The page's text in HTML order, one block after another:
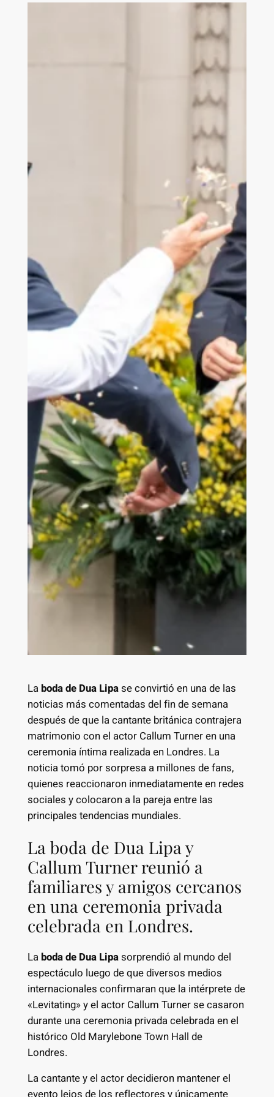
Laboda de Dua Lipase convirtió en una de las
noticias más comentadas del fin de semana
después de que la cantante británica contrajera
matrimonio con el actor Callum Turner en una
ceremonia íntima realizada en Londres. La
noticia tomó por sorpresa a millones de fans,
quienes reaccionaron inmediatamente en redes
sociales y colocaron a la pareja entre las
principales tendencias mundiales.
La boda de Dua Lipa y
Callum Turner reunió a
familiares y amigos cercanos
en una ceremonia privada
celebrada en Londres.
Laboda de Dua Lipasorprendió al mundo del
espectáculo luego de que diversos medios
internacionales confirmaran que la intérprete de
«Levitating» y el actor Callum Turner se casaron
durante una ceremonia privada celebrada en el
histórico Old Marylebone Town Hall de
Londres.
La cantante y el actor decidieron mantener el